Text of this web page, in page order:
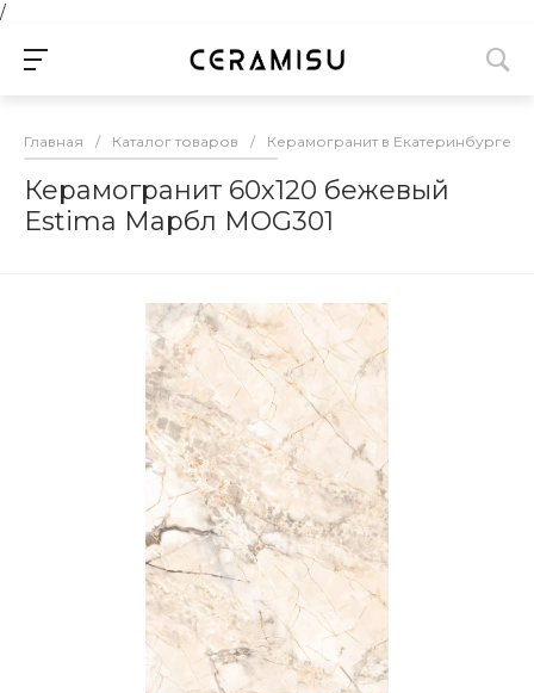
/
Главная / Каталог товаров / Керамогранит в Екатеринбурге
Керамогранит 60х120 бежевый
Estima Марбл MOG301